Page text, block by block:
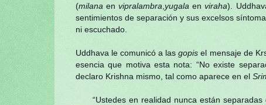
(milana envipralambra ,yugala enviraha).
sentimientos de separación y sus excelsos
ni escuchado.
Uddhava le comunicó a lasgopis el mensaje de
esencia que motiva esta nota: “No existe
declaro Krishna mismo, tal como aparece en el
“Ustedes en realidad nunca están separadas